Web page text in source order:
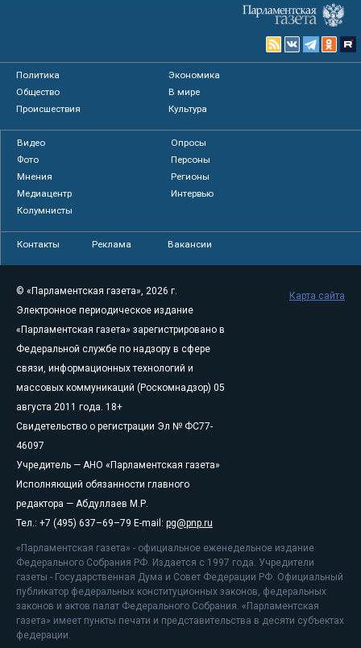
Политика
Экономика
Общество
В мире
Происшествия
Культура
Видео
Опросы
Фото
Персоны
Мнения
Регионы
Медиацентр
Интервью
Колумнисты
Контакты Реклама Вакансии
© «Парламентская газета», 2026 г.
Электронное периодическое издание
«Парламентская газета» зарегистрировано в
Федеральной службе по надзору в сфере
связи, информационных технологий и
массовых коммуникаций (Роскомнадзор) 05
августа 2011 года. 18+
Свидетельство о регистрации Эл № ФС77-
46097
Учредитель — АНО «Парламентская газета»
Исполняющий обязанности главного
редактора — Абдуллаев М.Р.
Тел.: +7 (495) 637–69–79 E-mail: pg@pnp.ru
«Парламентская газета» - официальное еженедельное издание
Федерального Собрания РФ. Издается с 1997 года. Учредители
газеты - Государственная Дума и Совет Федерации РФ. Официальный
публикатор федеральных конституционных законов, федеральных
законов и актов палат Федерального Собрания. «Парламентская
газета» имеет пункты печати и представительства в десяти субъектах
федерации.
Карта сайта